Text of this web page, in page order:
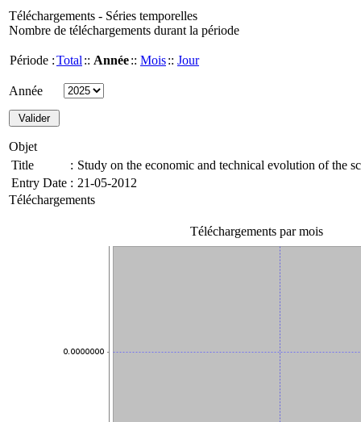
Téléchargements - Séries temporelles
Nombre de téléchargements durant la période
Période :Total :: Année:: Mois:: Jour
Année
Objet
Title
: Study on the economic and technical evolution of the
Entry Date : 21-05-2012
Téléchargements
Téléchargements par mois